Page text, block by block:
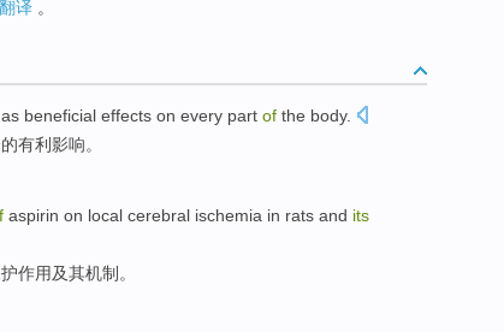
译 。
beneficial effects on every part of the body.
的有利 影响。
aspirin on local cerebral ischemia in rats and its
作用及其机制。